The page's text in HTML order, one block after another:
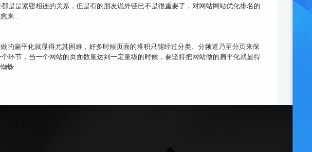
是是紧密相连的关系，但是有的朋友说外链已不是很重要了，对网站网站优化排名的
来...
扁平化就显得尤其困难，好多时候页面的堆积只能经过分类、分频道乃至分页来保
环节，当一个网站的页面数量达到一定量级的时候，要坚持把网站做的扁平化就显得
蛛...